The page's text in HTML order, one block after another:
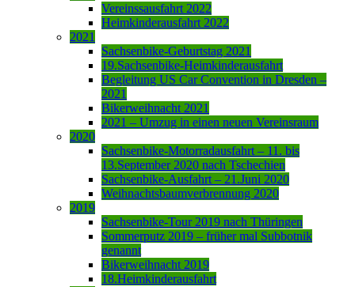
Vereinssausfahrt 2022
Heimkinderausfahrt 2022
2021
Sachsenbike-Geburtstag 2021
19.Sachsenbike-Heimkinderausfahrt
Begleitung US Car Convention in Dresden –
2021
Bikerweihnacht 2021
2021 – Umzug in einen neuen Vereinsraum
2020
Sachsenbike-Motorradausfahrt – 11. bis
13.September 2020 nach Tschechien
Sachsenbike-Ausfahrt – 21.Juni 2020
Weihnachtsbaumverbrennung 2020
2019
Sachsenbike-Tour 2019 nach Thüringen
Sommerputz 2019 – früher mal Subbotnik
genannt
Bikerweihnacht 2019
18.Heimkinderausfahrt